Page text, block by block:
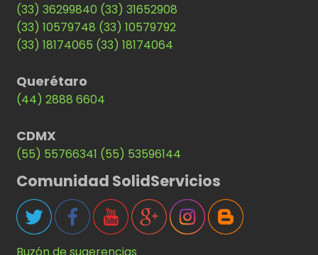
(33) 36299840 (33) 31652908
(33) 10579748 (33) 10579792
(33) 18174065 (33) 18174064
Querétaro
(44) 2888 6604
CDMX
(55) 55766341 (55) 53596144
Comunidad SolidServicios
Buzón de sugerencias